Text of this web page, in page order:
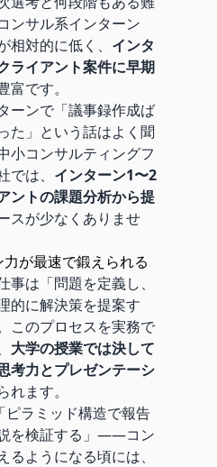
ンサル系インターン
対的に低く、 インタ
ライアント案件に早期
富です。
ーンで「議事録作成ば
た」という話はよく聞
小コンサルティングフ
は、 インターン1〜2
ントの課題分析から提
スが少なくありませ
が最速で鍛えられる
事は「問題を定義し、
的に解決策を提案す
このプロセスを実務で
大学の授業では決して
考力とプレゼンテーシ
れます。
ピラミッド構造で報告
を検証する」——コン
ようになる頃には、